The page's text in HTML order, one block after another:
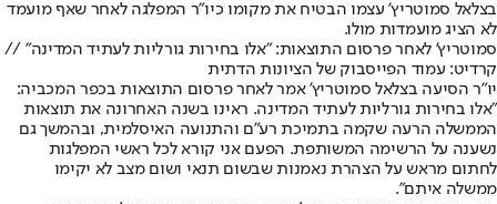
בצלאל סמוטריץ' עצמו הבטיח את מקומו כיו"ר המפלגה לאחר שאף מועמד
לא הציג מועמדות מולו.
סמוטריץ' לאחר פרסום התוצאות: "אלו בחירות גורליות לעתיד המדינה" //
קרדיט: עמוד הפייסבוק של הציונות הדתית
יו"ר הסיעה בצלאל סמוטריץ' אמר לאחר פרסום התוצאות בכפר המכביה:
"אלו בחירות גורליות לעתיד המדינה. ראינו בשנה האחרונה את תוצאות
הממשלה הרעה שקמה בתמיכת רע"ם והתנועה האיסלמית, ובהמשך גם
נשענה על הרשימה המשותפת. הפעם אני קורא לכל ראשי המפלגות
לחתום מראש על הצהרת נאמנות שבשום תנאי ושום מצב לא יקימו
ממשלה איתם".